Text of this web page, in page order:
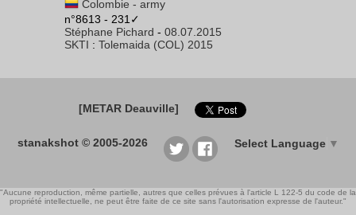
Colombie - army
n°8613 - 231✓
Stéphane Pichard - 08.07.2015
SKTI : Tolemaida (COL) 2015
[METAR Deauville]
stanakshot © 2005-2026 Select Language ▼
"Aucune reproduction, même partielle, autres que celles prévues à l'article L 122-5 du code de la
propriété intellectuelle, ne peut être faite de ce site sans l'autorisation expresse de l'auteur."